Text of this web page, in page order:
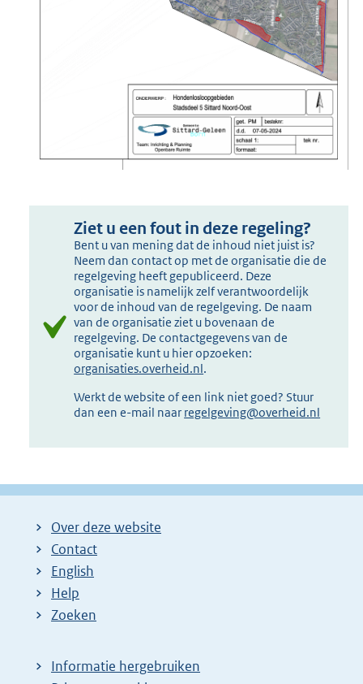
Ziet u een fout in deze regeling?
Bent u van mening dat de inhoud niet juist is?
Neem dan contact op met de organisatie die de
regelgeving heeft gepubliceerd. Deze
organisatie is namelijk zelf verantwoordelijk
voor de inhoud van de regelgeving. De naam
van de organisatie ziet u bovenaan de
regelgeving. De contactgegevens van de
organisatie kunt u hier opzoeken:
organisaties.overheid.nl.
Werkt de website of een link niet goed? Stuur
dan een e-mail naar regelgeving@overheid.nl
Over deze website
Contact
English
Help
Zoeken
Informatie hergebruiken